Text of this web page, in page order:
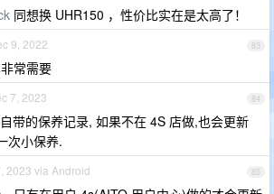
同想换 UHR150 ，性价比实在是太高了！
83
9, 2022
常需要
84
7, 2023
带的保养记录, 如果不在 4S 店做,也会更新
次小保养.
85
2023 via Android